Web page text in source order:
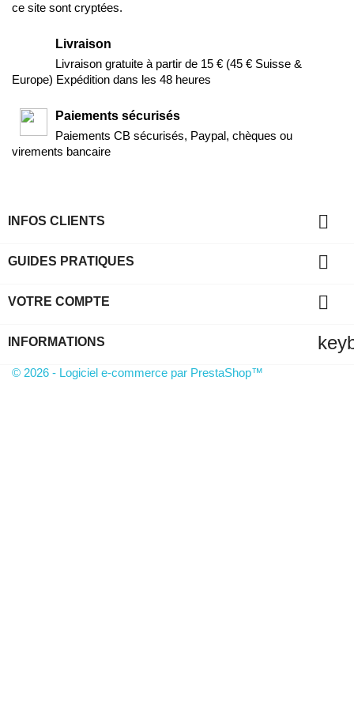
ce site sont cryptées.
Livraison
Livraison gratuite à partir de 15 € (45 € Suisse &
Europe) Expédition dans les 48 heures
Paiements sécurisés
Paiements CB sécurisés, Paypal, chèques ou
virements bancaire
INFOS CLIENTS 
GUIDES PRATIQUES 
VOTRE COMPTE 
INFORMATIONS
© 2026 - Logiciel e-commerce par PrestaShop™